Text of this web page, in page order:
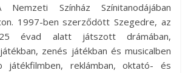
Nemzeti Színház Színitanodájában
1997-ben szerződött Szegedre, az
évad alatt játszott drámában,
zenés játékban és musicalben
játékfilmben, reklámban, oktató- és